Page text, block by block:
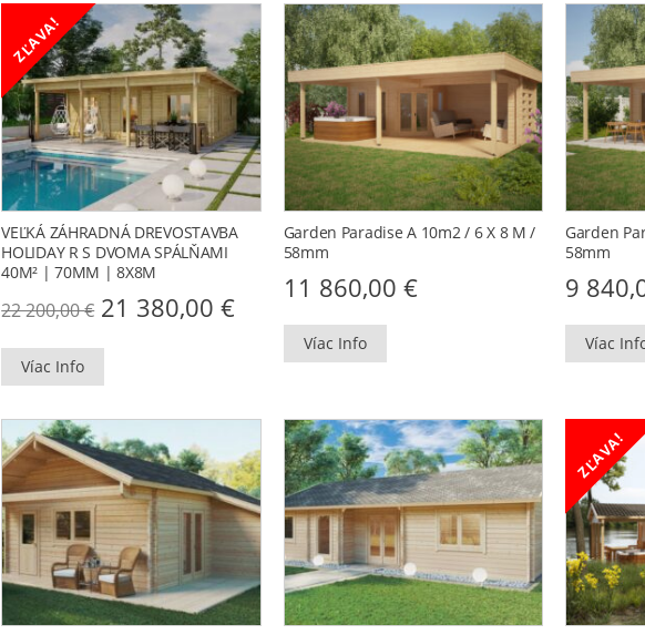
ZĽAVA!
VEĽKÁ ZÁHRADNÁ DREVOSTAVBA
HOLIDAY R S DVOMA SPÁLŇAMI
40M² | 70MM | 8X8M
22 200,00€ Original
price
22
21 380,00€Current
price
380,00 €.
Víac Info
Garden Paradise A 10m2 / 6 X 8 M /
58mm
11 860,00 €
Víac Info
Garden
58mm
9
Víac
ZĽAVA!